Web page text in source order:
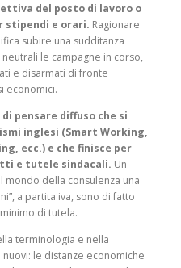
del posto di lavoro o
stipendi e orari. Ragionare
subire una sudditanza
le campagne in corso,
e disarmati di fronte
economici.
pensare diffuso che si
inglesi (Smart Working,
ecc.) e che finisce per
e tutele sindacali. Un
della consulenza una
a partita iva, sono di fatto
di tutela.
terminologia e nella
le distanze economiche